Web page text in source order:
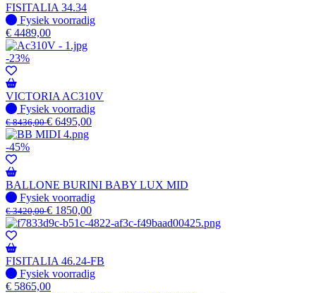
FISITALIA 34.34
Fysiek voorradig
Fysiek voorradig
€ 4489,00
-23%
VICTORIA AC310V
Fysiek voorradig
Fysiek voorradig
€8436,00€ 6495,00
-45%
BALLONE BURINI BABY LUX MID
Fysiek voorradig
Fysiek voorradig
€3420,00€ 1850,00
FISITALIA 46.24-FB
Fysiek voorradig
Fysiek voorradig
€ 5865,00